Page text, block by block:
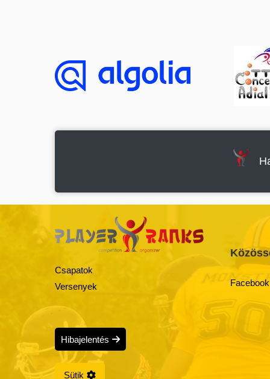
Csapatok
Versenyek
Hibajelentés
Sütik
Facebook